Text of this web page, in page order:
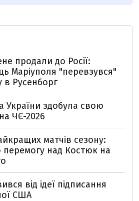
продали до Росії:
Маріуполя "перевзувся"
в Русенборг
України здобула свою
ЧЄ-2026
матчів сезону:
над Костюк на
від ідеї підписання
США